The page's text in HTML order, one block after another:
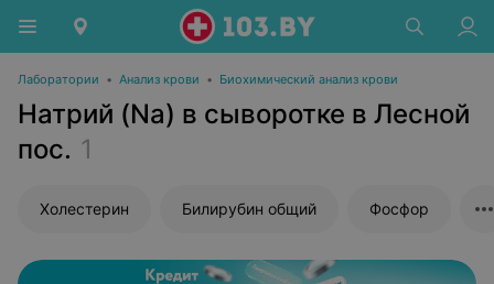
Лаборатории • Анализ крови • Биохимический анализ крови
Натрий (Na) в сыворотке в Лесной
пос. 1
Холестерин Билирубин общий Фосфор